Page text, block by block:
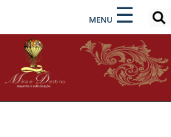
MENU ☰
×
BELEZA
E NEGÓCIOS
CULTURA
DESTINOS
×
SUA NOTÍCIA